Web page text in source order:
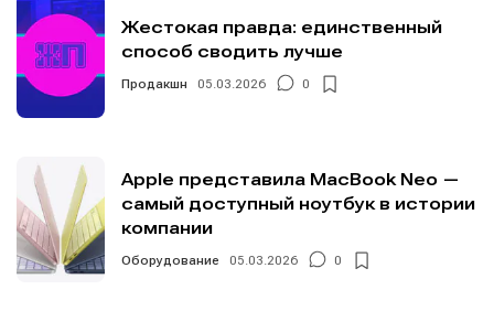
Жестокая правда: единственный
способ сводить лучше
Продакшн 05.03.2026 0
Apple представила MacBook Neo —
самый доступный ноутбук в истории
компании
Оборудование 05.03.2026 0